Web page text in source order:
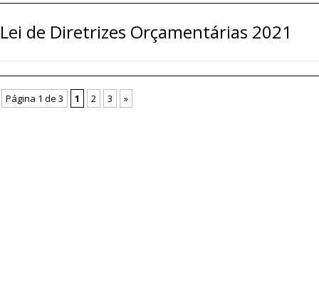
Lei de Diretrizes Orçamentárias 2021
Página 1 de 3 1 2 3 »